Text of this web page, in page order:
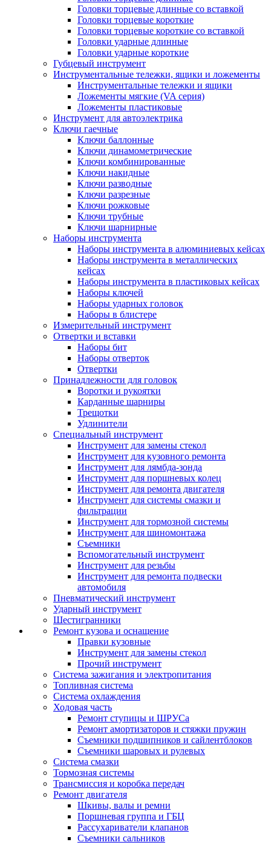
Головки торцевые длинные со вставкой
Головки торцевые короткие
Головки торцевые короткие со вставкой
Головки ударные длинные
Головки ударные короткие
Губцевый инструмент
Инструментальные тележки, ящики и ложементы
Инструментальные тележки и ящики
Ложементы мягкие (VA серия)
Ложементы пластиковые
Инструмент для автоэлектрика
Ключи гаечные
Ключи баллонные
Ключи динамометрические
Ключи комбинированные
Ключи накидные
Ключи разводные
Ключи разрезные
Ключи рожковые
Ключи трубные
Ключи шарнирные
Наборы инструмента
Наборы инструмента в алюминиевых кейсах
Наборы инструмента в металлических
кейсах
Наборы инструмента в пластиковых кейсах
Наборы ключей
Наборы ударных головок
Наборы в блистере
Измерительный инструмент
Отвертки и вставки
Наборы бит
Наборы отверток
Отвертки
Принадлежности для головок
Воротки и рукоятки
Карданные шарниры
Трещотки
Удлинители
Специальный инструмент
Инструмент для замены стекол
Инструмент для кузовного ремонта
Инструмент для лямбда-зонда
Инструмент для поршневых колец
Инструмент для ремонта двигателя
Инструмент для системы смазки и
фильтрации
Инструмент для тормозной системы
Инструмент для шиномонтажа
Съемники
Вспомогательный инструмент
Инструмент для резьбы
Инструмент для ремонта подвески
автомобиля
Пневматический инструмент
Ударный инструмент
Шестигранники
Ремонт кузова и оснащение
Правки кузовные
Инструмент для замены стекол
Прочий инструмент
Система зажигания и электропитания
Топливная система
Система охлаждения
Ходовая часть
Ремонт ступицы и ШРУСа
Ремонт амортизаторов и стяжки пружин
Съемники подшипников и сайлентблоков
Съемники шаровых и рулевых
Система смазки
Тормозная системы
Трансмиссия и коробка передач
Ремонт двигателя
Шкивы, валы и ремни
Поршневая группа и ГБЦ
Рассухариватели клапанов
Съемники сальников